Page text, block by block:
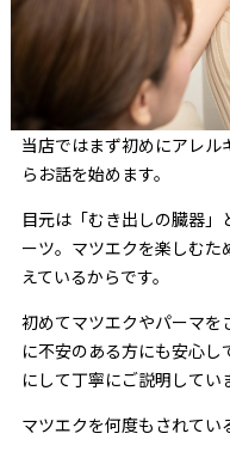
当店ではまず初めにアレ
らお話を始めます。
目元は「むき出しの臓器
ーツ。マツエクを楽しむ
えているからです。
初めてマツエクやパーマを
に不安のある方にも安心
にして丁寧にご説明してい
マツエクを何度もされてい